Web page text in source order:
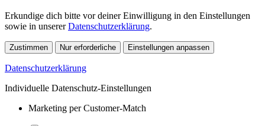
Erkundige dich bitte vor deiner Einwilligung in den Einstellungen
sowie in unsererDatenschutzerklärung.
Zustimmen Nur erforderliche Einstellungen anpassen
Datenschutzerklärung
Individuelle Datenschutz-Einstellungen
Marketing per Customer-Match